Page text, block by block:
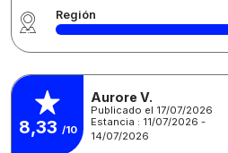
Región
8,33 /10
Aurore V.
Publicado el 17/07/2026
Estancia : 11/07/2026 -
14/07/2026